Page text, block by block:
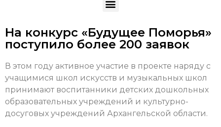
На конкурс «Будущее Поморья»
поступило более 200 заявок
В этом году активное участие в проекте наряду с
учащимися школ искусств и музыкальных школ
принимают воспитанники детских дошкольных
образовательных учреждений и культурно-
досуговых учреждений Архангельской области.